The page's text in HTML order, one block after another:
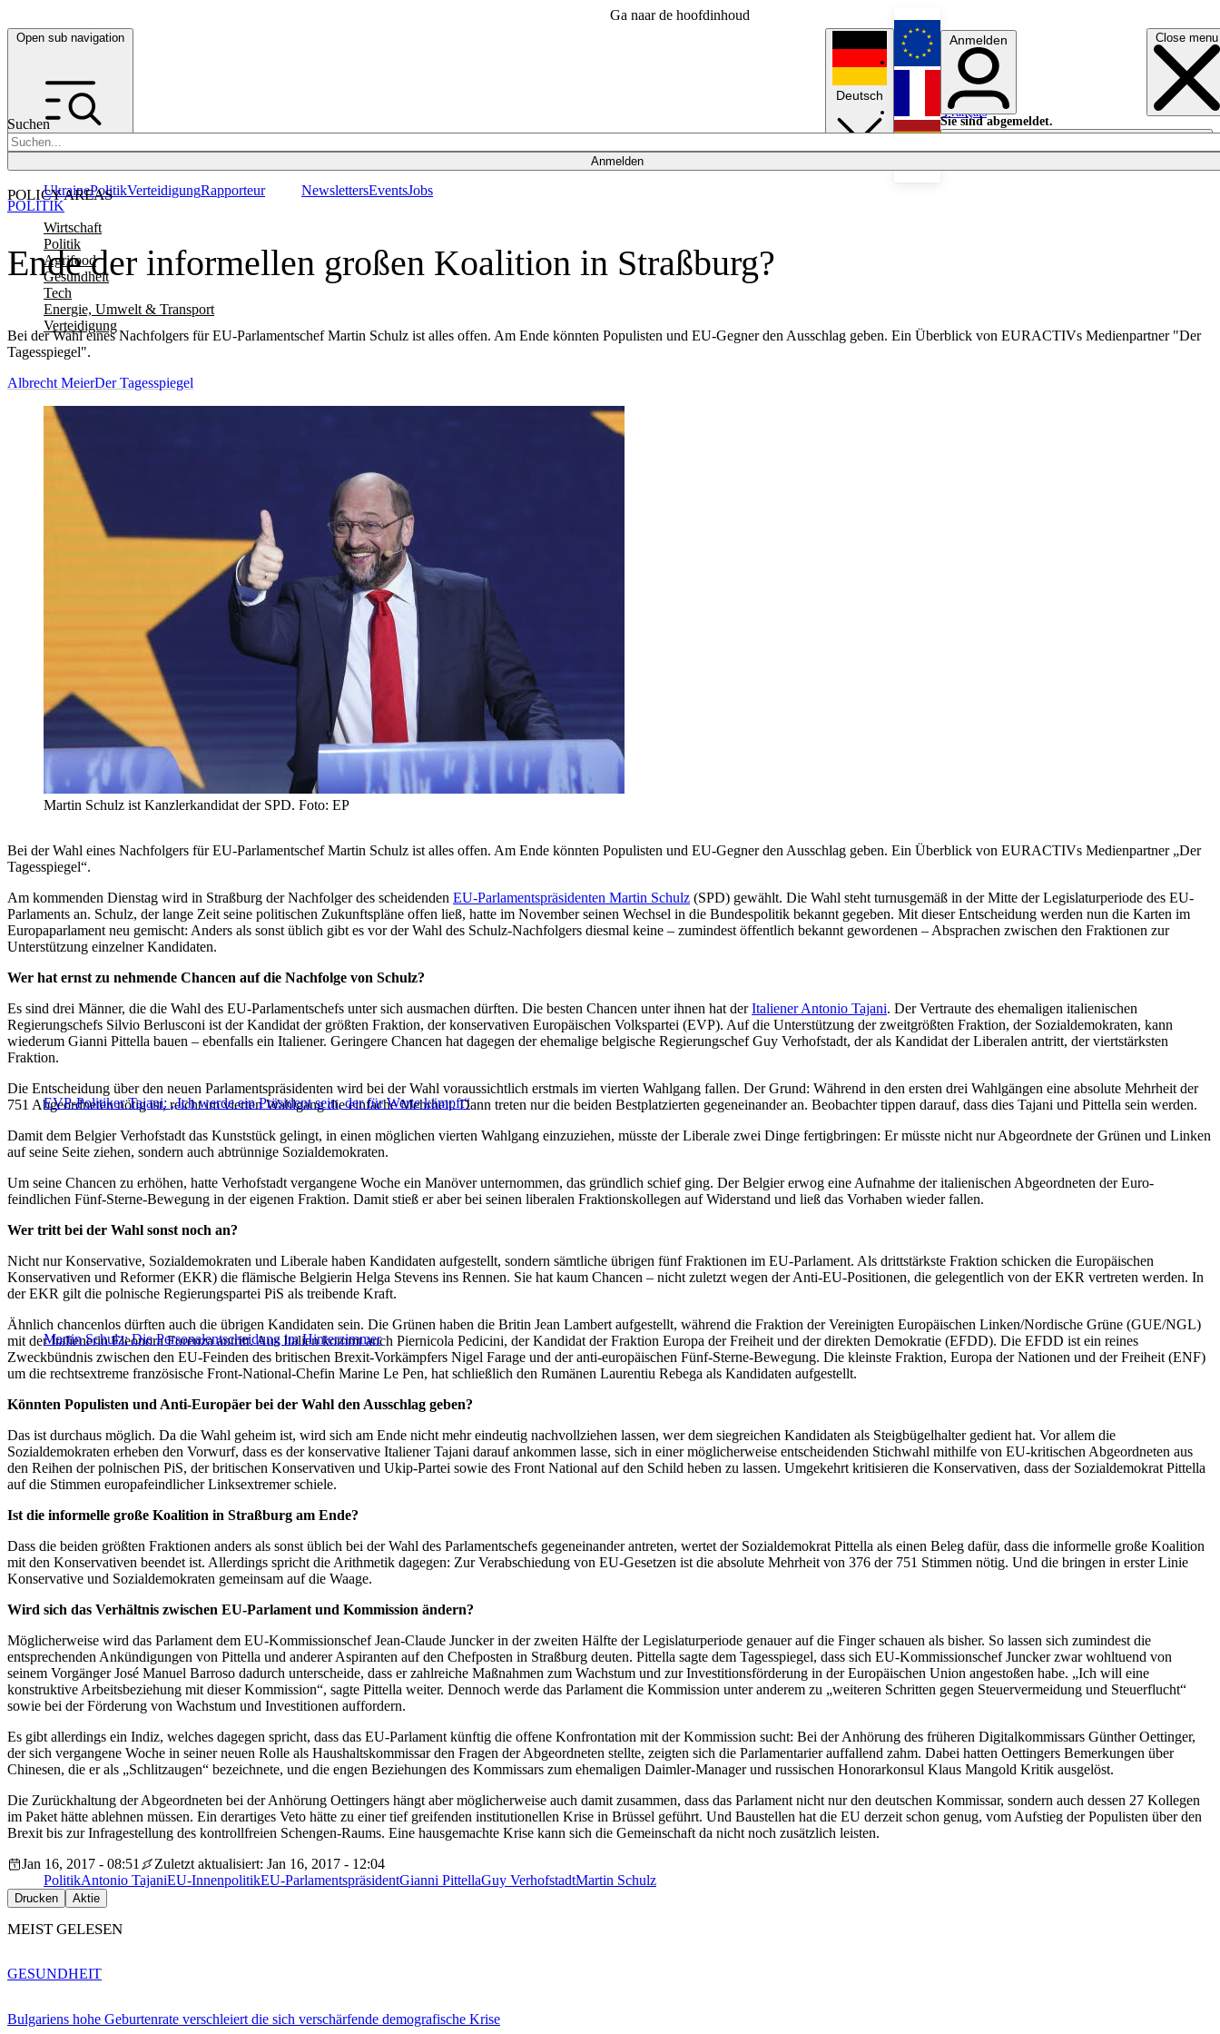
Ga naar de hoofdinhoud
Open sub navigation Close menu
Suchen
Anmelden
POLICY AREAS
Wirtschaft
Politik
Agrifood
Gesundheit
Tech
Energie, Umwelt & Transport
Verteidigung
UkrainePolitikVerteidigungRapporteur NewslettersEventsJobs
Deutsch
English
Français
Anmelden
Sie sind abgemeldet.
Anmelden
Licht aus
Ende der informellen großen Koalition in Straßburg?
Bei der Wahl eines Nachfolgers für EU-Parlamentschef Martin Schulz ist alles offen. Am Ende könnten Populisten und EU-Gegner den Ausschlag geben. Ein Überblick von EURACTIVs Medienpartner "Der
Tagesspiegel".
POLITIK
Albrecht MeierDer Tagesspiegel
Martin Schulz ist Kanzlerkandidat der SPD. Foto: EP
Bei der Wahl eines Nachfolgers für EU-Parlamentschef Martin Schulz ist alles offen. Am Ende könnten Populisten und EU-Gegner den Ausschlag geben. Ein Überblick von EURACTIVs Medienpartner „Der
Tagesspiegel“.
Am kommenden Dienstag wird in Straßburg der Nachfolger des scheidenden EU-Parlamentspräsidenten Martin Schulz (SPD) gewählt. Die Wahl steht turnusgemäß in der Mitte der Legislaturperiode des EU-
Parlaments an. Schulz, der lange Zeit seine politischen Zukunftspläne offen ließ, hatte im November seinen Wechsel in die Bundespolitik bekannt gegeben. Mit dieser Entscheidung werden nun die Karten im
Europaparlament neu gemischt: Anders als sonst üblich gibt es vor der Wahl des Schulz-Nachfolgers diesmal keine – zumindest öffentlich bekannt gewordenen – Absprachen zwischen den Fraktionen zur
Unterstützung einzelner Kandidaten.
Wer hat ernst zu nehmende Chancen auf die Nachfolge von Schulz?
Es sind drei Männer, die die Wahl des EU-Parlamentschefs unter sich ausmachen dürften. Die besten Chancen unter ihnen hat derItaliener Antonio Tajani. Der Vertraute des ehemaligen italienischen
Regierungschefs Silvio Berlusconi ist der Kandidat der größten Fraktion, der konservativen Europäischen Volkspartei (EVP). Auf die Unterstützung der zweitgrößten Fraktion, der Sozialdemokraten, kann
wiederum Gianni Pittella bauen – ebenfalls ein Italiener. Geringere Chancen hat dagegen der ehemalige belgische Regierungschef Guy Verhofstadt, der als Kandidat der Liberalen antritt, der viertstärksten
Fraktion.
EVP-Politiker Tajani: „Ich werde ein Präsident sein, der für Werte kämpft“
Die Entscheidung über den neuen Parlamentspräsidenten wird bei der Wahl voraussichtlich erstmals im vierten Wahlgang fallen. Der Grund: Während in den ersten drei Wahlgängen eine absolute Mehrheit der
751 Abgeordneten nötig ist, reicht im vierten Wahlgang die einfache Mehrheit. Dann treten nur die beiden Bestplatzierten gegeneinander an. Beobachter tippen darauf, dass dies Tajani und Pittella sein werden.
Damit dem Belgier Verhofstadt das Kunststück gelingt, in einen möglichen vierten Wahlgang einzuziehen, müsste der Liberale zwei Dinge fertigbringen: Er müsste nicht nur Abgeordnete der Grünen und Linken
auf seine Seite ziehen, sondern auch abtrünnige Sozialdemokraten.
Um seine Chancen zu erhöhen, hatte Verhofstadt vergangene Woche ein Manöver unternommen, das gründlich schief ging. Der Belgier erwog eine Aufnahme der italienischen Abgeordneten der Euro-
feindlichen Fünf-Sterne-Bewegung in der eigenen Fraktion. Damit stieß er aber bei seinen liberalen Fraktionskollegen auf Widerstand und ließ das Vorhaben wieder fallen.
Wer tritt bei der Wahl sonst noch an?
Nicht nur Konservative, Sozialdemokraten und Liberale haben Kandidaten aufgestellt, sondern sämtliche übrigen fünf Fraktionen im EU-Parlament. Als drittstärkste Fraktion schicken die Europäischen
Konservativen und Reformer (EKR) die flämische Belgierin Helga Stevens ins Rennen. Sie hat kaum Chancen – nicht zuletzt wegen der Anti-EU-Positionen, die gelegentlich von der EKR vertreten werden. In
der EKR gilt die polnische Regierungspartei PiS als treibende Kraft.
Martin Schulz: Die Personalentscheidung im Hinterzimmer
Ähnlich chancenlos dürften auch die übrigen Kandidaten sein. Die Grünen haben die Britin Jean Lambert aufgestellt, während die Fraktion der Vereinigten Europäischen Linken/Nordische Grüne (GUE/NGL)
mit der Italienerin Eleonora Forenza antritt. Aus Italien kommt auch Piernicola Pedicini, der Kandidat der Fraktion Europa der Freiheit und der direkten Demokratie (EFDD). Die EFDD ist ein reines
Zweckbündnis zwischen den EU-Feinden des britischen Brexit-Vorkämpfers Nigel Farage und der anti-europäischen Fünf-Sterne-Bewegung. Die kleinste Fraktion, Europa der Nationen und der Freiheit (ENF)
um die rechtsextreme französische Front-National-Chefin Marine Le Pen, hat schließlich den Rumänen Laurentiu Rebega als Kandidaten aufgestellt.
Könnten Populisten und Anti-Europäer bei der Wahl den Ausschlag geben?
Das ist durchaus möglich. Da die Wahl geheim ist, wird sich am Ende nicht mehr eindeutig nachvollziehen lassen, wer dem siegreichen Kandidaten als Steigbügelhalter gedient hat. Vor allem die
Sozialdemokraten erheben den Vorwurf, dass es der konservative Italiener Tajani darauf ankommen lasse, sich in einer möglicherweise entscheidenden Stichwahl mithilfe von EU-kritischen Abgeordneten aus
den Reihen der polnischen PiS, der britischen Konservativen und Ukip-Partei sowie des Front National auf den Schild heben zu lassen. Umgekehrt kritisieren die Konservativen, dass der Sozialdemokrat Pittella
auf die Stimmen europafeindlicher Linksextremer schiele.
Ist die informelle große Koalition in Straßburg am Ende?
Dass die beiden größten Fraktionen anders als sonst üblich bei der Wahl des Parlamentschefs gegeneinander antreten, wertet der Sozialdemokrat Pittella als einen Beleg dafür, dass die informelle große Koalition
mit den Konservativen beendet ist. Allerdings spricht die Arithmetik dagegen: Zur Verabschiedung von EU-Gesetzen ist die absolute Mehrheit von 376 der 751 Stimmen nötig. Und die bringen in erster Linie
Konservative und Sozialdemokraten gemeinsam auf die Waage.
Wird sich das Verhältnis zwischen EU-Parlament und Kommission ändern?
Möglicherweise wird das Parlament dem EU-Kommissionschef Jean-Claude Juncker in der zweiten Hälfte der Legislaturperiode genauer auf die Finger schauen als bisher. So lassen sich zumindest die
entsprechenden Ankündigungen von Pittella und anderer Aspiranten auf den Chefposten in Straßburg deuten. Pittella sagte dem Tagesspiegel, dass sich EU-Kommissionschef Juncker zwar wohltuend von
seinem Vorgänger José Manuel Barroso dadurch unterscheide, dass er zahlreiche Maßnahmen zum Wachstum und zur Investitionsförderung in der Europäischen Union angestoßen habe. „Ich will eine
konstruktive Arbeitsbeziehung mit dieser Kommission“, sagte Pittella weiter. Dennoch werde das Parlament die Kommission unter anderem zu „weiteren Schritten gegen Steuervermeidung und Steuerflucht“
sowie bei der Förderung von Wachstum und Investitionen auffordern.
Es gibt allerdings ein Indiz, welches dagegen spricht, dass das EU-Parlament künftig die offene Konfrontation mit der Kommission sucht: Bei der Anhörung des früheren Digitalkommissars Günther Oettinger,
der sich vergangene Woche in seiner neuen Rolle als Haushaltskommissar den Fragen der Abgeordneten stellte, zeigten sich die Parlamentarier auffallend zahm. Dabei hatten Oettingers Bemerkungen über
Chinesen, die er als „Schlitzaugen“ bezeichnete, und die engen Beziehungen des Kommissars zum ehemaligen Daimler-Manager und russischen Honorarkonsul Klaus Mangold Kritik ausgelöst.
Die Zurückhaltung der Abgeordneten bei der Anhörung Oettingers hängt aber möglicherweise auch damit zusammen, dass das Parlament nicht nur den deutschen Kommissar, sondern auch dessen 27 Kollegen
im Paket hätte ablehnen müssen. Ein derartiges Veto hätte zu einer tief greifenden institutionellen Krise in Brüssel geführt. Und Baustellen hat die EU derzeit schon genug, vom Aufstieg der Populisten über den
Brexit bis zur Infragestellung des kontrollfreien Schengen-Raums. Eine hausgemachte Krise kann sich die Gemeinschaft da nicht noch zusätzlich leisten.
Jan 16, 2017 - 08:51
Zuletzt aktualisiert: Jan 16, 2017 - 12:04
PolitikAntonio TajaniEU-InnenpolitikEU-ParlamentspräsidentGianni PittellaGuy VerhofstadtMartin Schulz
Drucken Aktie
MEIST GELESEN
Bulgariens hohe Geburtenrate verschleiert die sich verschärfende demografische Krise
GESUNDHEIT